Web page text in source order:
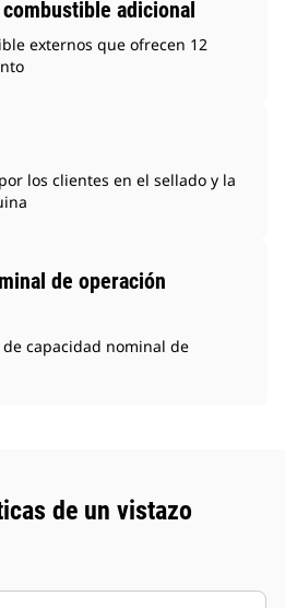
adicional
externos que ofrecen 12
los clientes en el sellado y la
de operación
de capacidad nominal de
de un vistazo